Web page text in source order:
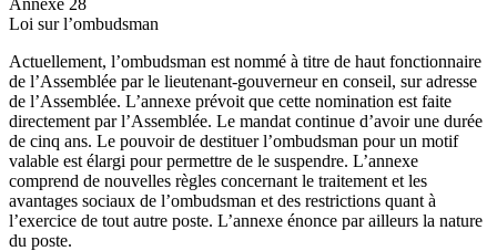
Loi sur l’ombudsman
Actuellement, l’ombudsman est nommé à titre de haut fonctionnaire
de l’Assemblée par le lieutenant-gouverneur en conseil, sur adresse
de l’Assemblée. L’annexe prévoit que cette nomination est faite
directement par l’Assemblée. Le mandat continue d’avoir une durée
de cinq ans. Le pouvoir de destituer l’ombudsman pour un motif
valable est élargi pour permettre de le suspendre. L’annexe
comprend de nouvelles règles concernant le traitement et les
avantages sociaux de l’ombudsman et des restrictions quant à
l’exercice de tout autre poste. L’annexe énonce par ailleurs la nature
du poste.